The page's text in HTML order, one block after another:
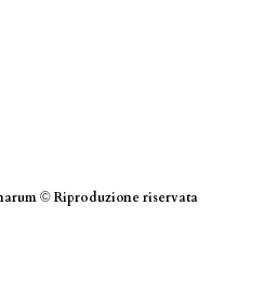
© Riproduzione riservata